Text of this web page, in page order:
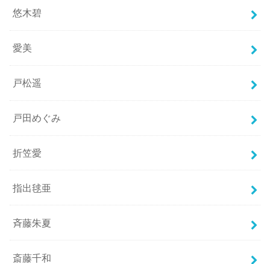
悠木碧
愛美
戸松遥
戸田めぐみ
折笠愛
指出毬亜
斉藤朱夏
斎藤千和